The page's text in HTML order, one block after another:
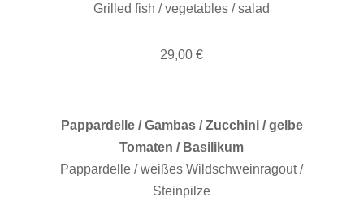
Grilled fish / vegetables / salad
29,00 €
Pappardelle / Gambas / Zucchini / gelbe
Tomaten / Basilikum
Pappardelle / weißes Wildschweinragout /
Steinpilze